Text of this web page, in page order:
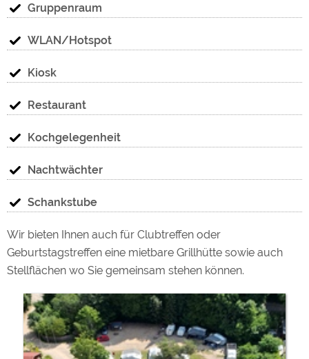
Gruppenraum
WLAN/Hotspot
Kiosk
Restaurant
Kochgelegenheit
Nachtwächter
Schankstube
Wir bieten Ihnen auch für Clubtreffen oder
Geburtstagstreffen eine mietbare Grillhütte sowie auch
Stellflächen wo Sie gemeinsam stehen können.